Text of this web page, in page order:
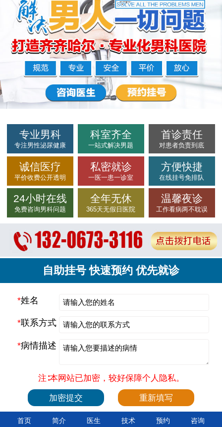
专业男科
专注男性泌尿健康
科室齐全
一站式解决男题
首诊责任
对患者负责到底
诚信医疗
平价收费公开透明
私密就诊
一医一患一诊室
方便快捷
在线挂号免排队
24小时在线
免费咨询男科问题
全年无休
365天无假日医院
温馨夜诊
工作看病两不耽误
自助挂号 快速预约 优先就诊
*姓名
*联系方式
*病情描述
注∶本网站已加密，较好保障个人隐私。
首页 简介 医生 技术 预约 咨询